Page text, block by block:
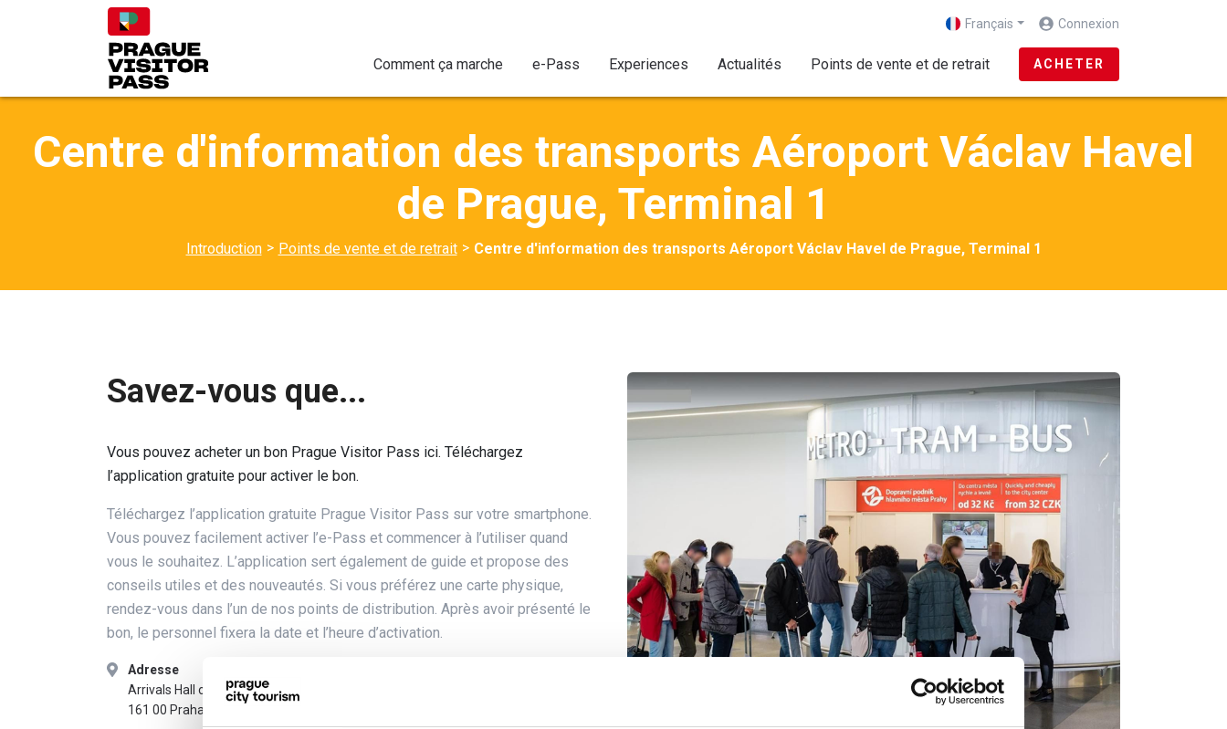
Français Connexion
Comment ça marche e-Pass Experiences Actualités Points de vente et de retrait(current)ACHETER
Centre d'information des transports Aéroport Václav Havel
de Prague, Terminal 1
Introduction > Points de vente et de retrait > Centre d'information des transports Aéroport Václav Havel de Prague, Terminal 1
Savez-vous que...
Vous pouvez acheter un bon Prague Visitor Pass ici. Téléchargez
l’application gratuite pour activer le bon.
Téléchargez l’application gratuite Prague Visitor Pass sur votre smartphone.
Vous pouvez facilement activer l’e-Pass et commencer à l’utiliser quand
vous le souhaitez. L’application sert également de guide et propose des
conseils utiles et des nouveautés. Si vous préférez une carte physique,
rendez-vous dans l’un de nos points de distribution. Après avoir présenté le
bon, le personnel fixera la date et l’heure d’activation.
Adresse
Arrivals Hall of Terminal 1
161 00 Praha 6